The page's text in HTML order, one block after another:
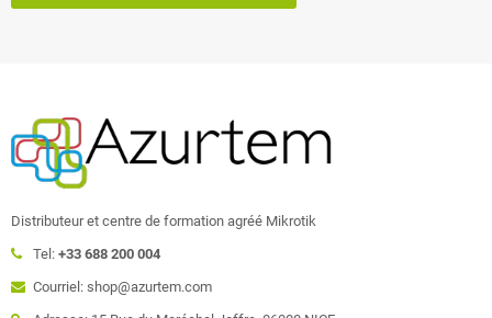
Distributeur et centre de formation agréé Mikrotik
Tel: +33 688 200 004
Courriel: shop@azurtem.com